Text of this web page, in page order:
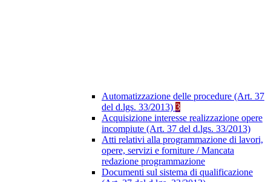
Automatizzazione delle procedure (Art. 37
del d.lgs. 33/2013) 3
Acquisizione interesse realizzazione opere
incompiute (Art. 37 del d.lgs. 33/2013)
Atti relativi alla programmazione di lavori,
opere, servizi e forniture / Mancata
redazione programmazione
Documenti sul sistema di qualificazione